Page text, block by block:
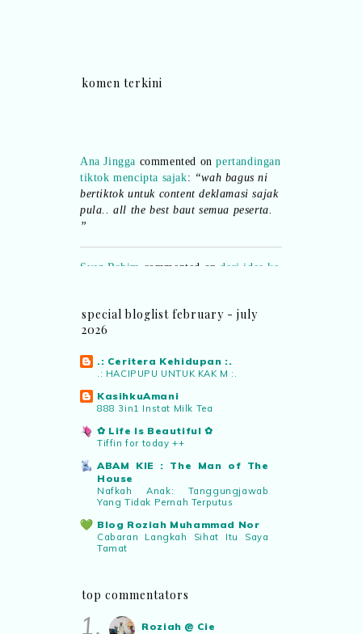
komen terkini
tiktok mencipta sajak:“wah bagus ni
bertiktok untuk content deklamasi sajak
pula.. all the best baut semua peserta.
”
dan teknologi digital terbaik!”
Syaz Rahimcommented on
pertandingan tiktok mencipta sajak
“Menarik sungguh Pertandingan TikTok
Mencipta Sajak Kemerdekaan 2026 dari
PNM ni! Platform terbaik serlahkan
bakat puisi kebangsaan dan
Eyma Balkishcommented on
“Menarik..tapi lama tak mengarang
rasa kurang ideanya.”
NA commented on
mencipta sajak
anjurkan pertandingan penulisan sajak
special bloglist february - july
2026
.: Ceritera Kehidupan :.
.: HACIPUPU UNTUK KAK M :.
KasihkuAmani
888 3in1 Instat Milk Tea
✿ Life Is Beautiful ✿
Tiffin for today ++
ABAM KIE : The Man of The
House
Nafkah Anak: Tanggungjawab
Yang Tidak Pernah Terputus
Blog Roziah Muhammad Nor
Cabaran Langkah Sihat Itu Saya
Tamat
Manis Strawberi
Air Tangan Kak Ipar Bahagian 2
2025
top commentators
1. Roziah @ Cie